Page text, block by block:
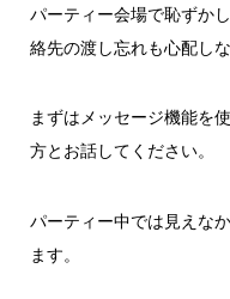
パーティー会場で恥ずか
絡先の渡し忘れも心配し
まずはメッセージ機能を
方とお話してください。
パーティー中では見えな
ます。